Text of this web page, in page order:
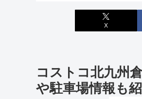
X
コストコ北九州
や駐車場情報も紹